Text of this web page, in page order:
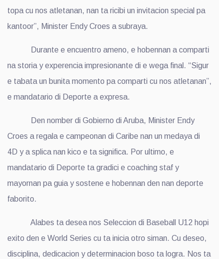
topa cu nos atletanan, nan ta ricibi un invitacion special pa
kantoor”, Minister Endy Croes a subraya.
Durante e encuentro ameno, e hobennan a comparti
na storia y experencia impresionante di e wega final. “Sigur
e tabata un bunita momento pa comparti cu nos atletanan”,
e mandatario di Deporte a expresa.
Den nomber di Gobierno di Aruba, Minister Endy
Croes a regala e campeonan di Caribe nan un medaya di
4D y a splica nan kico e ta significa. Por ultimo, e
mandatario di Deporte ta gradici e coaching staf y
mayornan pa guia y sostene e hobennan den nan deporte
faborito.
Alabes ta desea nos Seleccion di Baseball U12 hopi
exito den e World Series cu ta inicia otro siman. Cu deseo,
disciplina, dedicacion y determinacion boso ta logra. Nos ta